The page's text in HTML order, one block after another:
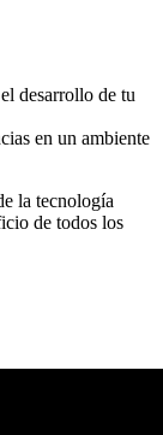
desarrollo de tu
en un ambiente
la tecnología
de todos los